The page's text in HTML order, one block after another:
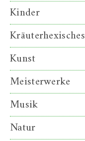
Kinder
Kräuterhexisches
Kunst
Meisterwerke
Musik
Natur